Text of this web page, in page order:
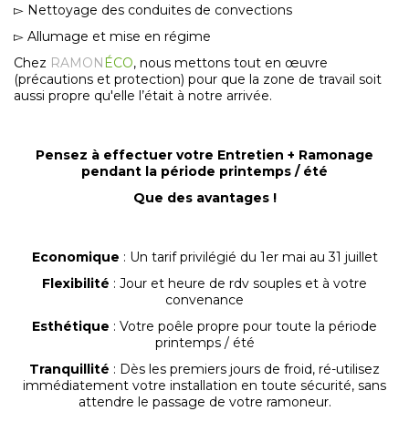
▻ Nettoyage des conduites de convections
▻ Allumage et mise en régime
Chez RAMON ÉCO, nous mettons tout en œuvre
(précautions et protection) pour que la zone de travail soit
aussi propre qu'elle l’était à notre arrivée.
Pensez à effectuer votre Entretien + Ramonage
pendant la période printemps / été
Que des avantages !
Economique : Un tarif privilégié du 1er mai au 31 juillet
Flexibilité : Jour et heure de rdv souples et à votre
convenance
Esthétique : Votre poêle propre pour toute la période
printemps / été
Tranquillité : Dès les premiers jours de froid, ré-utilisez
immédiatement votre installation en toute sécurité, sans
attendre le passage de votre ramoneur.